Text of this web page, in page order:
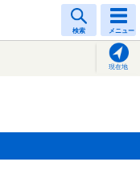
検索 メニュー
現在地